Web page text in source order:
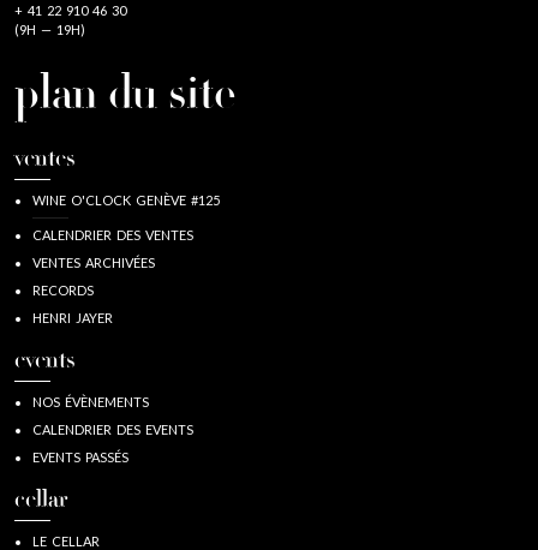
+ 41 22 910 46 30
(9H — 19H)
plan du site
ventes
WINE O'CLOCK GENÈVE #125
CALENDRIER DES VENTES
VENTES ARCHIVÉES
RECORDS
HENRI JAYER
events
NOS ÉVÈNEMENTS
CALENDRIER DES EVENTS
EVENTS PASSÉS
cellar
LE CELLAR